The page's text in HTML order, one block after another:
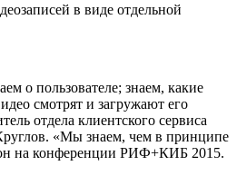
в виде отдельной
о пользователе; знаем, какие
смотрят и загружают его
отдела клиентского сервиса
«Мы знаем, чем в принципе
он на конференции РИФ+КИБ 2015.